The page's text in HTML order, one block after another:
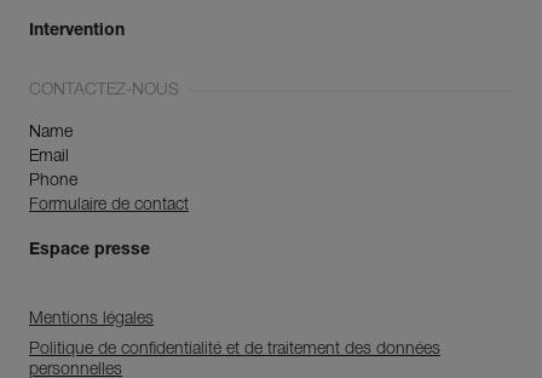
Intervention
CONTACTEZ-NOUS
Name
Email
Phone
Formulaire de contact
Espace presse
Mentions légales
Politique de confidentialité et de traitement des données
personnelles